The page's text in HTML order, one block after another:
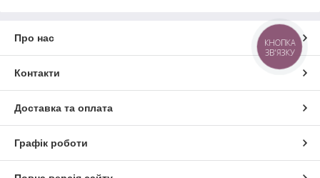
Про нас
Контакти
Доставка та оплата
Графік роботи
КНОПКА
ЗВ'ЯЗКУ